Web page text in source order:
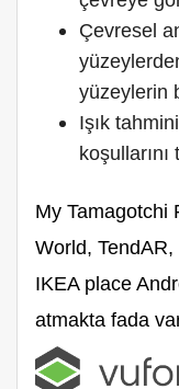
Çevresel
yüzeylerin
Işık
My Tamagotchi
World, TendAR,
IKEA place
atmakta fada